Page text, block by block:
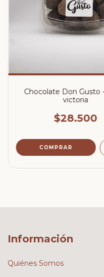
Chocolate Don Gusto
victoria
$28.500
Información
Quiénes Somos